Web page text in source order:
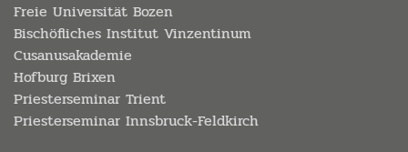
Freie Universität Bozen
Bischöfliches Institut Vinzentinum
Cusanusakademie
Hofburg Brixen
Priesterseminar Trient
Priesterseminar Innsbruck-Feldkirch